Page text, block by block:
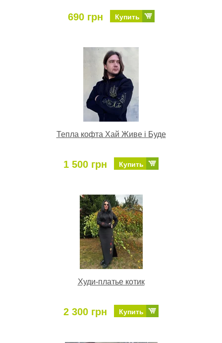
690 грн Купить
Тепла кофта Хай Живе і Буде
1 500 грн Купить
Худи-платье котик
2 300 грн Купить